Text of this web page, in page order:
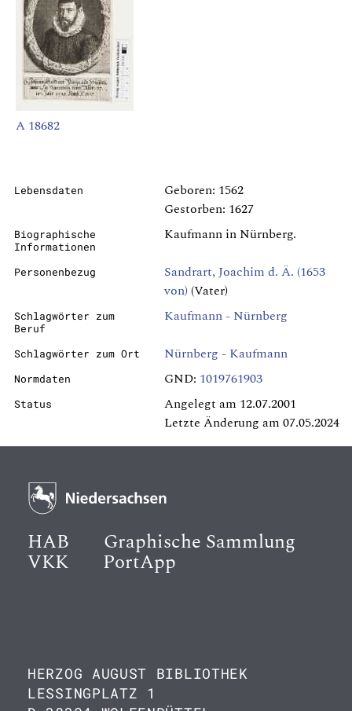
A 18682
Lebensdaten
Geboren: 1562
Gestorben: 1627
Biographische
Informationen
Kaufmann in Nürnberg.
Personenbezug
Sandrart, Joachim d. Ä. (1653
von) (Vater)
Schlagwörter zum
Beruf
Kaufmann - Nürnberg
Schlagwörter zum Ort Nürnberg - Kaufmann
Normdaten GND: 1019761903
Status
Angelegt am 12.07.2001
Letzte Änderung am 07.05.2024
HAB Graphische Sammlung
VKK PortApp
HERZOG AUGUST BIBLIOTHEK
LESSINGPLATZ 1